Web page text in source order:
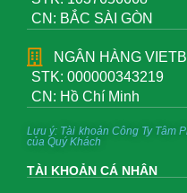
CN: BẮC SÀI GÒN
NGÂN HÀNG
STK: 000000343219
CN: Hồ Chí Minh
Lưu ý: Tài khoản Công Ty Tâm
của Quý Khách
TÀI KHOẢN CÁ NHÂN